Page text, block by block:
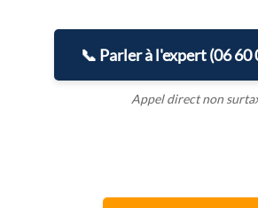
📞 Parler à l'expert (06 60
Appel direct non